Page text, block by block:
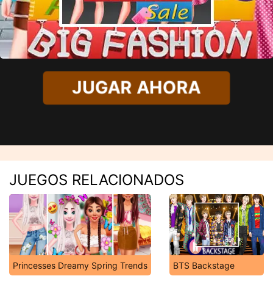
JUGAR AHORA
JUEGOS RELACIONADOS
Princesses Dreamy Spring Trends BTS Backstage